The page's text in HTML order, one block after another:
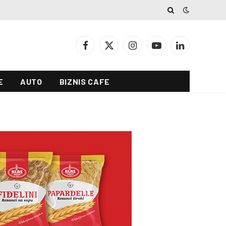
Facebook
X
InstagramYouTubeLinkedIn
AUTO BIZNIS CAFE